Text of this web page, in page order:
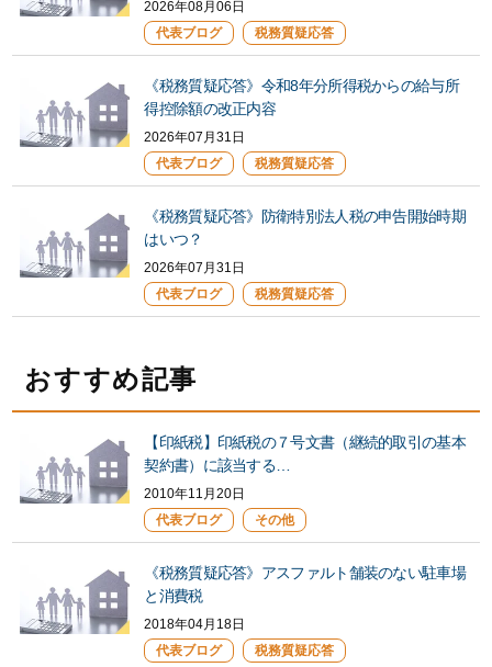
2026年08月06日
代表ブログ
税務質疑応答
《税務質疑応答》令和8年分所得税からの給与所
得控除額の改正内容
2026年07月31日
代表ブログ
税務質疑応答
《税務質疑応答》防衛特別法人税の申告開始時期
はいつ？
2026年07月31日
代表ブログ
税務質疑応答
おすすめ記事
【印紙税】印紙税の７号文書（継続的取引の基本
契約書）に該当する…
2010年11月20日
代表ブログ
その他
《税務質疑応答》アスファルト舗装のない駐車場
と消費税
2018年04月18日
代表ブログ
税務質疑応答